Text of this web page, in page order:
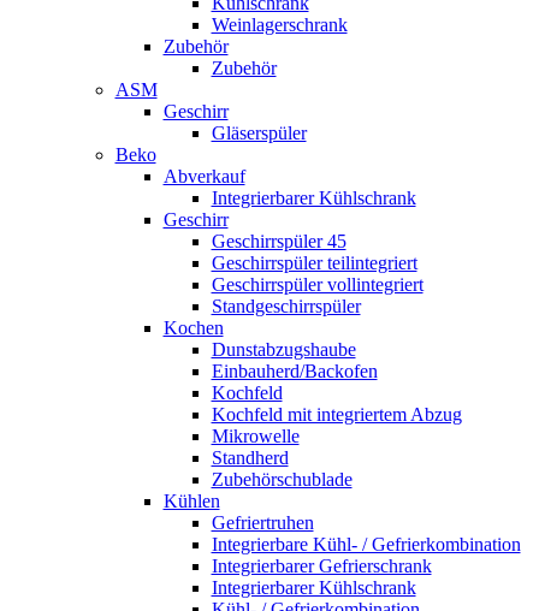
Weinlagerschrank
Zubehör
Zubehör
ASM
Geschirr
Gläserspüler
Beko
Abverkauf
Integrierbarer Kühlschrank
Geschirr
Geschirrspüler 45
Geschirrspüler teilintegriert
Geschirrspüler vollintegriert
Standgeschirrspüler
Kochen
Dunstabzugshaube
Einbauherd/Backofen
Kochfeld
Kochfeld mit integriertem Abzug
Mikrowelle
Standherd
Zubehörschublade
Kühlen
Gefriertruhen
Integrierbare Kühl- / Gefrierkombination
Integrierbarer Gefrierschrank
Integrierbarer Kühlschrank